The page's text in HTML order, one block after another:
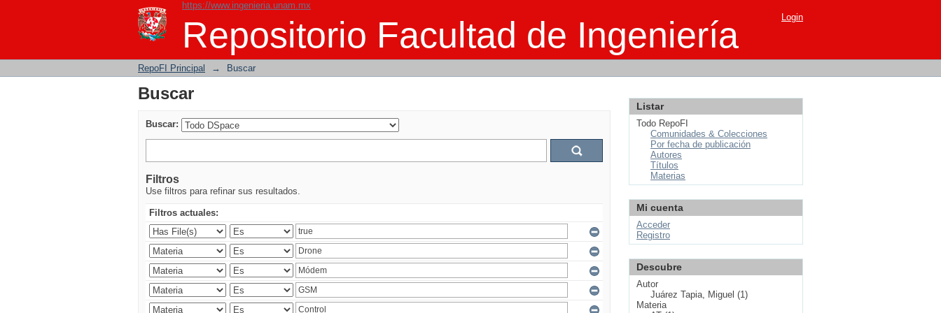
https://www.ingenieria.unam.mx
Repositorio Facultad de Ingeniería
Buscar Login
RepoFI Principal → Buscar
Buscar
Buscar:
Filtros
Use filtros para refinar sus resultados.
Filtros actuales:
Listar
Todo RepoFI
Comunidades & Colecciones
Por fecha de publicación
Autores
Títulos
Materias
Mi cuenta
Acceder
Registro
Descubre
Autor
Juárez Tapia, Miguel (1)
Materia